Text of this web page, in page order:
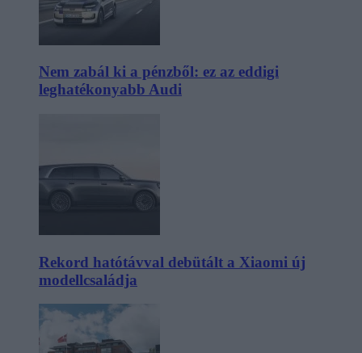
Nem zabál ki a pénzből: ez az eddigi
leghatékonyabb Audi
Rekord hatótávval debütált a Xiaomi új
modellcsaládja